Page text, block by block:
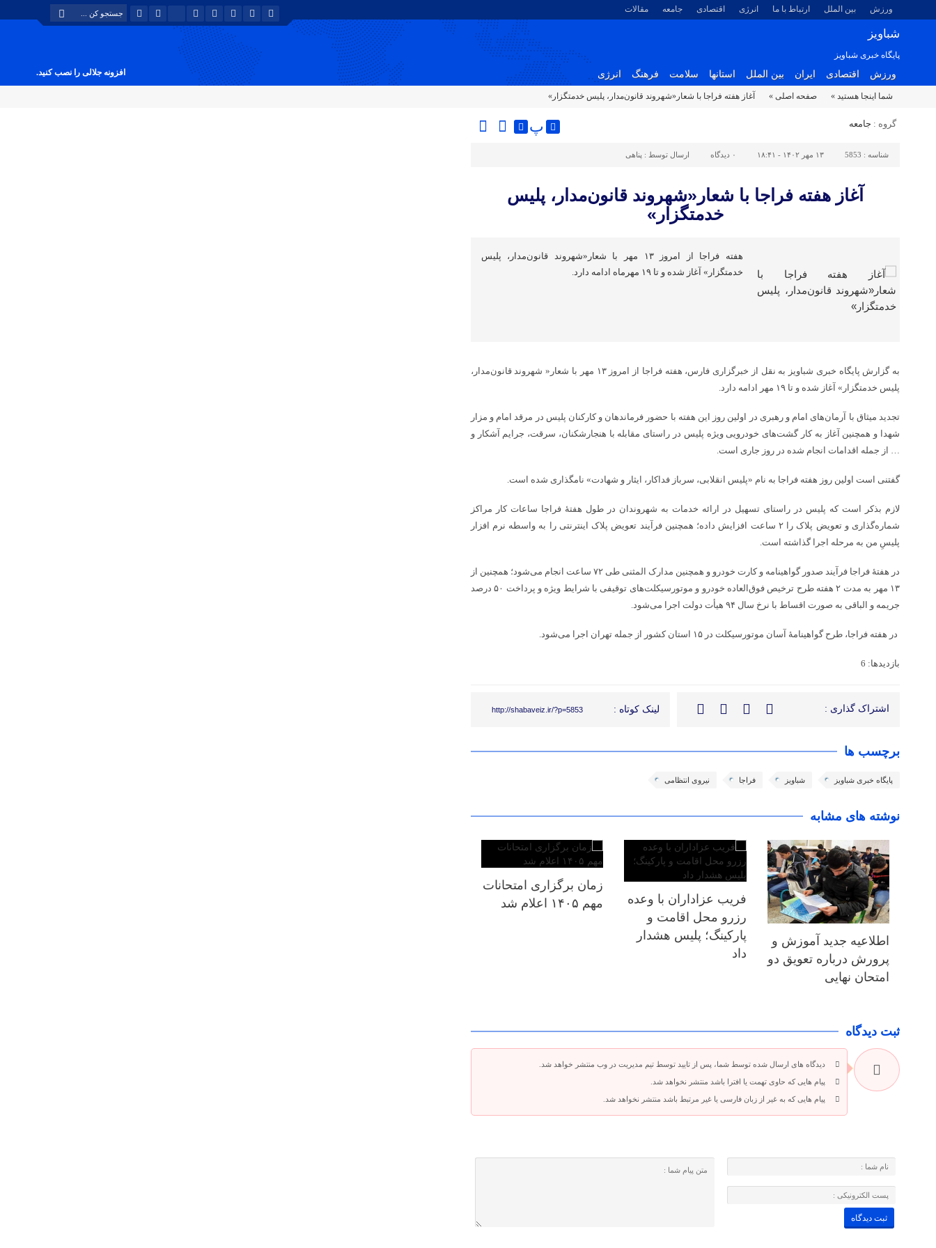
ورزش بین الملل ارتباط با ما انرژی اقتصادی جامعه مقالات
شباویز
پایگاه خبری شباویز
ورزش اقتصادی ایران بین الملل استانها سلامت فرهنگ انرژی افزونه جلالی را نصب کنید.
شما اینجا هستید » صفحه اصلی » آغاز هفته فراجا با شعار«شهروند قانون‌مدار، پلیس خدمتگزار»
گروه : جامعه پ
شناسه : 5853 ۱۳ مهر ۱۴۰۲ - ۱۸:۴۱ ۰ دیدگاه ارسال توسط : پناهی
آغاز هفته فراجا با شعار«شهروند قانون‌مدار، پلیس
خدمتگزار»
هفته فراجا از امروز ۱۳ مهر با شعار«شهروند قانون‌مدار، پلیس
خدمتگزار» آغاز شده و تا ۱۹ مهرماه ادامه دارد.
به گزارش پایگاه خبری شباویز به نقل از خبرگزاری فارس، هفته فراجا از امروز ۱۳ مهر با شعار« شهروند قانون‌مدار،
پلیس خدمتگزار» آغاز شده و تا ۱۹ مهر ادامه دارد.
تجدید میثاق با آرمان‌های امام و رهبری در اولین روز این هفته با حضور فرماندهان و کارکنان پلیس در مرقد امام و مزار
شهدا و همچنین آغاز به کار گشت‌های خودرویی ویژه پلیس در راستای مقابله با هنجارشکنان، سرقت، جرایم آشکار و
… از جمله اقدامات انجام شده در روز جاری است.
گفتنی است اولین روز هفته فراجا به نام «پلیس انقلابی، سرباز فداکار، ایثار و شهادت» نامگذاری شده است.
لازم بذکر است که پلیس در راستای تسهیل در ارائه خدمات به شهروندان در طول هفتۀ فراجا ساعات کار مراکز
شماره‌گذاری و تعویض پلاک را ۲ ساعت افزایش داده؛ همچنین فرآیند تعویض پلاک اینترنتی را به واسطه نرم افزار
پلیسِ من به مرحله اجرا گذاشته است.
در هفتۀ فراجا فرآیند صدور گواهینامه و کارت خودرو و همچنین مدارک المثنی طی ۷۲ ساعت انجام می‌شود؛ همچنین از
۱۳ مهر به‌ مدت ۲ هفته طرح ترخیص فوق‌العاده خودرو و موتورسیکلت‌های توقیفی با شرایط ویژه و پرداخت ۵۰ درصد
جریمه و الباقی به صورت اقساط با نرخ سال ۹۴ هیأت دولت اجرا می‌شود.
در هفته فراجا، طرح گواهینامۀ آسان موتورسیکلت در ۱۵ استان کشور از جمله تهران اجرا می‌شود.
بازدیدها: 6
اشتراک گذاری : لینک کوتاه : http://shabaveiz.ir/?p=5853
برچسب ها
پایگاه خبری شباویز شباویز فراجا نیروی انتظامی
نوشته های مشابه
اطلاعیه جدید آموزش و
پرورش درباره تعویق دو
امتحان نهایی
فریب عزاداران با وعده
رزرو محل اقامت و
پارکینگ؛ پلیس هشدار
داد
زمان برگزاری امتحانات
مهم ۱۴۰۵ اعلام شد
ثبت دیدگاه
دیدگاه های ارسال شده توسط شما، پس از تایید توسط تیم مدیریت در وب منتشر خواهد شد.
پیام هایی که حاوی تهمت یا افترا باشد منتشر نخواهد شد.
پیام هایی که به غیر از زبان فارسی یا غیر مرتبط باشد منتشر نخواهد شد.